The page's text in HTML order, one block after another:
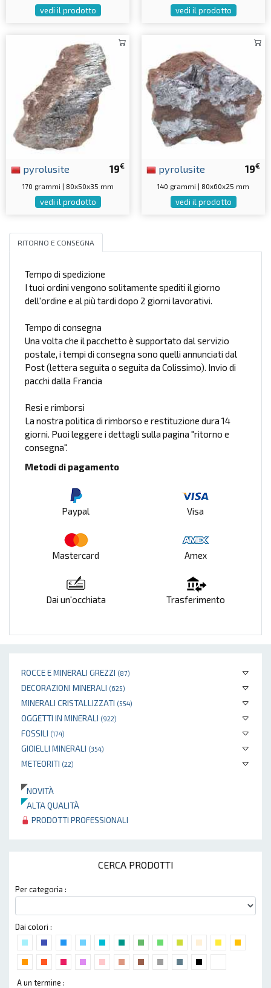
ROCCE E MINERALI GREZZI (87)
DECORAZIONI MINERALI (625)
MINERALI CRISTALLIZZATI (554)
OGGETTI IN MINERALI (922)
FOSSILI (174)
GIOIELLI MINERALI (354)
METEORITI (22)
NOVITÀ
ALTA QUALITÀ
PRODOTTI PROFESSIONALI
CERCA PRODOTTI
Per categoria :
Dai colori :
A un termine :
vedi il prodotto vedi il prodotto
19€
pyrolusite
170 grammi | 80x50x35 mm
vedi il prodotto
19€
pyrolusite
140 grammi | 80x60x25 mm
vedi il prodotto
RITORNO E CONSEGNA
Tempo di spedizione
I tuoi ordini vengono solitamente spediti il giorno
dell'ordine e al più tardi dopo 2 giorni lavorativi.
Tempo di consegna
Una volta che il pacchetto è supportato dal servizio
postale, i tempi di consegna sono quelli annunciati dal
Post (lettera seguita o seguita da Colissimo). Invio di
pacchi dalla Francia
Resi e rimborsi
La nostra politica di rimborso e restituzione dura 14
giorni. Puoi leggere i dettagli sulla pagina "ritorno e
consegna".
Metodi di pagamento
Paypal Visa
Mastercard Amex
Dai un'occhiata Trasferimento